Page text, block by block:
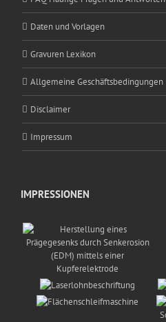
Daten und Vorlagen
Gravuren Lexikon
Allgemeine Geschäftsbedingungen
Disclaimer
Impressum
IMPRESSIONEN